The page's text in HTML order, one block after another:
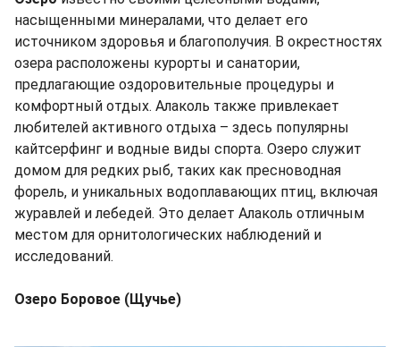
насыщенными минералами, что делает его
источником здоровья и благополучия. В окрестностях
озера расположены курорты и санатории,
предлагающие оздоровительные процедуры и
комфортный отдых. Алаколь также привлекает
любителей активного отдыха – здесь популярны
кайтсерфинг и водные виды спорта. Озеро служит
домом для редких рыб, таких как пресноводная
форель, и уникальных водоплавающих птиц, включая
журавлей и лебедей. Это делает Алаколь отличным
местом для орнитологических наблюдений и
исследований.
Озеро Боровое (Щучье)